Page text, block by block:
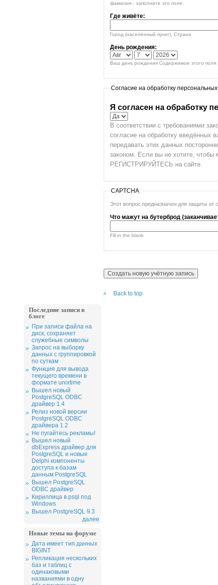
фамилия - заполните это поле.
Где живёте:
Город (населённый пункт), Страна
День рождения:
Ваш день рождения Содержимое этого поля
Согласие на обработку
Я согласен на обработку
В соответствии с требованиями
согласие на обработку
передавать этих данных
законом. Если вы не хотите,
РЕГИСТРИРУЙТЕСЬ на сайте.
CAPTCHA
Этот вопрос предназначен для защиты от
Что мажут на бутерброд
Fill in the blank
Back to top
Последние записи в
блоге
При записи файла на
диск, сохраняет
служебные символы
Запрос на выборку
данных с группировкой
по суткам
Функция для вывода
текущего времени в
формате unixtime
Вышел новый
PostgreSQL ODBC
драйвер 1.4
Релиз новой версии
PostgreSQL ODBC
драйвера 1.2
Не пугайтесь рекламы!
Вышел новый
dbExpress драйвер для
PostgreSQL и новые
Delphi компоненты
доступа к базам
данным PostgreSQL
Вышел PostgreSQL
ODBC драйвер
Кириллица в psql под
Windows
Вышел PostgreSQL 9.3
далее
Новые темы на форуме
Дата имеет тип данных
BIGINT
Репликация нескольких
баз и таблиц с
одинаковыми
названиями в одну